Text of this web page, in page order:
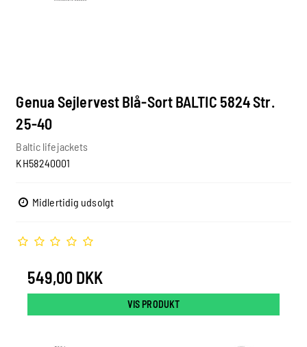
Genua Sejlervest Blå-Sort BALTIC 5824 Str.
25-40
Baltic lifejackets
KH58240001
Midlertidig udsolgt
549,00 DKK
VIS PRODUKT